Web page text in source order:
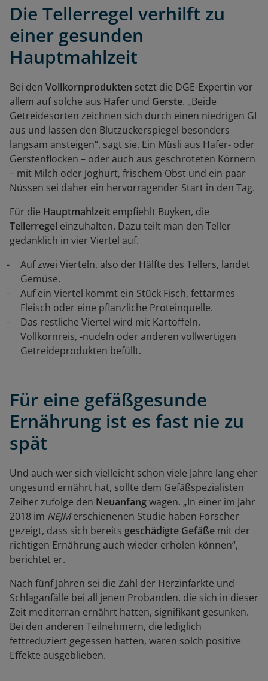
Die Tellerregel verhilft zu
einer gesunden
Hauptmahlzeit
Bei den Vollkornprodukten setzt die DGE-Expertin vor
allem auf solche aus Hafer und Gerste. „Beide
Getreidesorten zeichnen sich durch einen niedrigen GI
aus und lassen den Blutzuckerspiegel besonders
langsam ansteigen“, sagt sie. Ein Müsli aus Hafer- oder
Gerstenflocken – oder auch aus geschroteten Körnern
– mit Milch oder Joghurt, frischem Obst und ein paar
Nüssen sei daher ein hervorragender Start in den Tag.
Für die Hauptmahlzeit empfiehlt Buyken, die
Tellerregel einzuhalten. Dazu teilt man den Teller
gedanklich in vier Viertel auf.
Auf zwei Vierteln, also der Hälfte des Tellers, landet
Gemüse.
Auf ein Viertel kommt ein Stück Fisch, fettarmes
Fleisch oder eine pflanzliche Proteinquelle.
Das restliche Viertel wird mit Kartoffeln,
Vollkornreis, -nudeln oder anderen vollwertigen
Getreideprodukten befüllt.
Für eine gefäßgesunde
Ernährung ist es fast nie zu
spät
Und auch wer sich vielleicht schon viele Jahre lang eher
ungesund ernährt hat, sollte dem Gefäßspezialisten
Zeiher zufolge den Neuanfangwagen. „In einer im Jahr
2018 im NEJMerschienenen Studie haben Forscher
gezeigt, dass sich bereits geschädigte Gefäße mit der
richtigen Ernährung auch wieder erholen können“,
berichtet er.
Nach fünf Jahren sei die Zahl der Herzinfarkte und
Schlaganfälle bei all jenen Probanden, die sich in dieser
Zeit mediterran ernährt hatten, signifikant gesunken.
Bei den anderen Teilnehmern, die lediglich
fettreduziert gegessen hatten, waren solch positive
Effekte ausgeblieben.